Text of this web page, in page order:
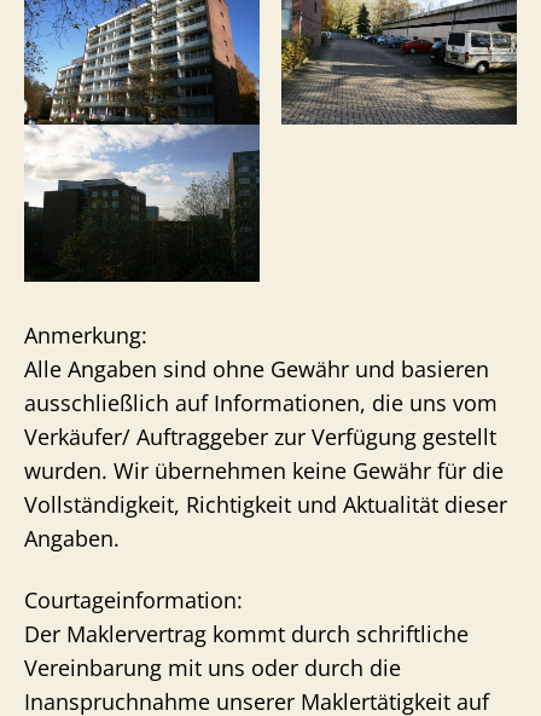
Anmerkung:
Alle Angaben sind ohne Gewähr und basieren
ausschließlich auf Informationen, die uns vom
Verkäufer/ Auftraggeber zur Verfügung gestellt
wurden. Wir übernehmen keine Gewähr für die
Vollständigkeit, Richtigkeit und Aktualität dieser
Angaben.
Courtageinformation:
Der Maklervertrag kommt durch schriftliche
Vereinbarung mit uns oder durch die
Inanspruchnahme unserer Maklertätigkeit auf